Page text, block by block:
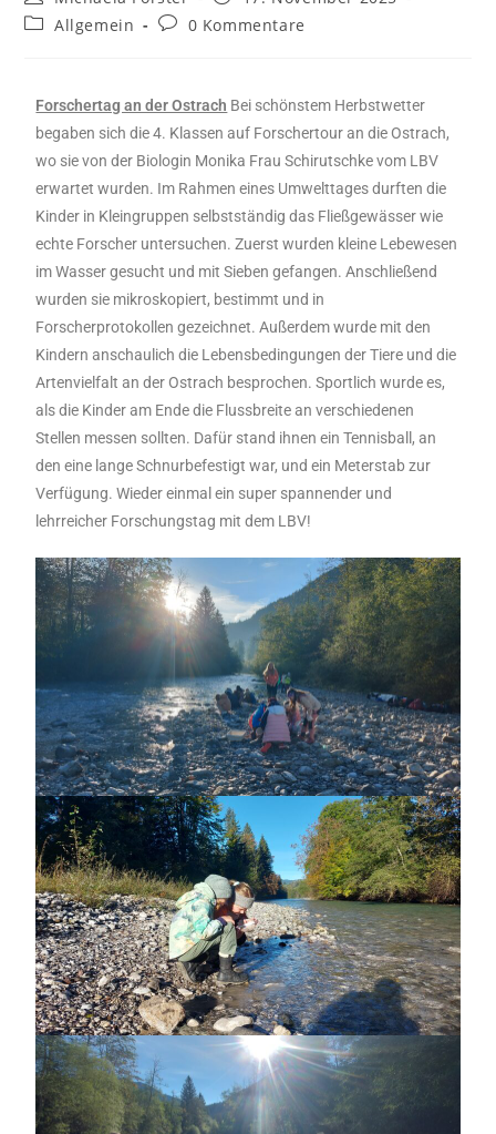
Allgemein
0 Kommentare
Forschertag an der Ostrach Bei schönstem Herbstwetter
begaben sich die 4. Klassen auf Forschertour an die Ostrach,
wo sie von der Biologin Monika Frau Schirutschke vom LBV
erwartet wurden. Im Rahmen eines Umwelttages durften die
Kinder in Kleingruppen selbstständig das Fließgewässer wie
echte Forscher untersuchen. Zuerst wurden kleine Lebewesen
im Wasser gesucht und mit Sieben gefangen. Anschließend
wurden sie mikroskopiert, bestimmt und in
Forscherprotokollen gezeichnet. Außerdem wurde mit den
Kindern anschaulich die Lebensbedingungen der Tiere und die
Artenvielfalt an der Ostrach besprochen. Sportlich wurde es,
als die Kinder am Ende die Flussbreite an verschiedenen
Stellen messen sollten. Dafür stand ihnen ein Tennisball, an
den eine lange Schnurbefestigt war, und ein Meterstab zur
Verfügung. Wieder einmal ein super spannender und
lehrreicher Forschungstag mit dem LBV!